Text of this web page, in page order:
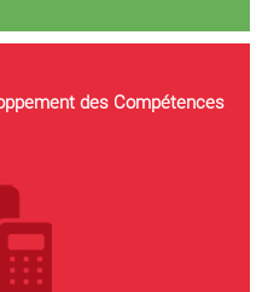
des Compétences